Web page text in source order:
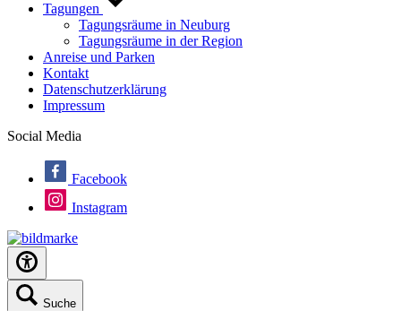
Tagungen
Tagungsräume in Neuburg
Tagungsräume in der Region
Anreise und Parken
Kontakt
Datenschutzerklärung
Impressum
Social Media
Facebook
Instagram
Suche